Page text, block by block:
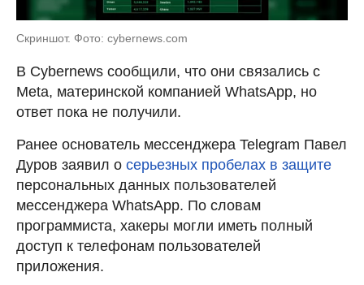
Скриншот. Фото: cybernews.com
В Cybernews сообщили, что они связались с
Meta, материнской компанией WhatsApp, но
ответ пока не получили.
Ранее основатель мессенджера Telegram Павел
Дуров заявил о серьезных пробелах в защите
персональных данных пользователей
мессенджера WhatsApp. По словам
программиста, хакеры могли иметь полный
доступ к телефонам пользователей
приложения.